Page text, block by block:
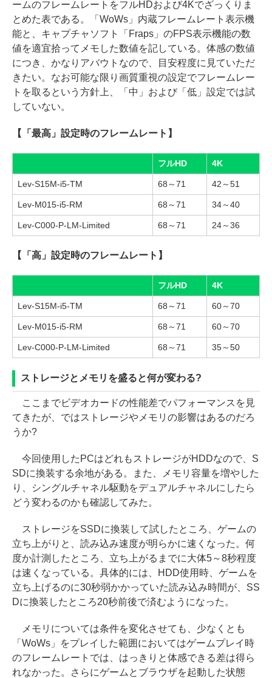
ームのフレームレートをフルHDおよび4Kでざっくりま
とめた表である。「WoWs」内蔵フレームレート表示機
能と、キャプチャソフト「Fraps」のFPS表示機能の数
値を適宜拾ってメモした数値を記している。体感の数値
につき、かなりアバウトなので、目安程度に見ていただ
きたい。なお可能な限り画質重視の設定でフレームレー
トを取るという方針上、「中」および「低」設定では試
していない。
【「最高」設定時のフレームレート】
フルHD 4K
Lev-S15M-i5-TM 68～71 42～51
Lev-M015-i5-RM 68～71 34～40
Lev-C000-P-LM-Limited 68～71 24～36
【「高」設定時のフレームレート】
フルHD 4K
Lev-S15M-i5-TM 68～71 60～70
Lev-M015-i5-RM 68～71 60～70
Lev-C000-P-LM-Limited 68～71 35～50
ストレージとメモリを盛ると何が変わる?
ここまでビデオカードの性能差でパフォーマンスを見
てきたが、ではストレージやメモリの影響はあるのだろ
うか?
今回使用したPCはどれもストレージがHDDなので、S
SDに換装する余地がある。また、メモリ容量を増やした
り、シングルチャネル駆動をデュアルチャネルにしたら
どう変わるのかも確認してみた。
ストレージをSSDに換装して試したところ、ゲームの
立ち上がりと、読み込み速度が明らかに速くなった。何
度か計測したところ、立ち上がるまでに大体5～8秒程度
は速くなっている。具体的には、HDD使用時、ゲームを
立ち上げるのに30秒弱かかっていた読み込み時間が、SS
Dに換装したところ20秒前後で済むようになった。
メモリについては条件を変化させても、少なくとも
「WoWs」をプレイした範囲においてはゲームプレイ時
のフレームレートでは、はっきりと体感できる差は得ら
れなかった。さらにゲームとブラウザを起動した状態